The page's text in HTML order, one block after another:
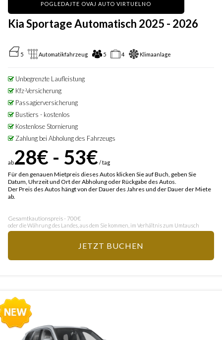
POGLEDAJTE OVAJ AUTO VIRTUELNO
Kia Sportage Automatisch 2025 - 2026
5 Automatikfahrzeug 5 4 Klimaanlage
Unbegrenzte Laufleistung
Kfz-Versicherung
Passagierversicherung
Bustiers - kostenlos
Kostenlose Stornierung
Zahlung bei Abholung des Fahrzeugs
ab28€ - 53€ / tag
Für den genauen Mietpreis dieses Autos klicken Sie auf Buch, geben Sie
Datum, Uhrzeit und Ort der Abholung oder Rückgabe des Autos.
Der Preis des Autos hängt von der Dauer des Jahres und der Dauer der Miete
ab.
Gesamtkautionspreis - 700€
oder die Währung des Landes, aus dem Sie kommen, im Verhältnis zum Umtausch
JETZT BUCHEN